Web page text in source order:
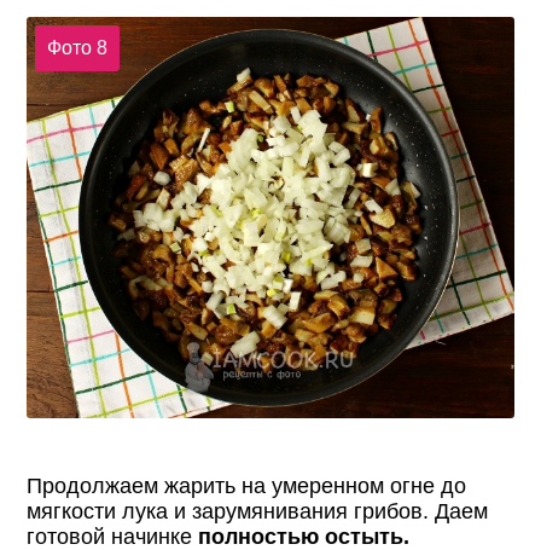
Фото 8
Продолжаем жарить на умеренном огне до
мягкости лука и зарумянивания грибов. Даем
готовой начинке полностью остыть.